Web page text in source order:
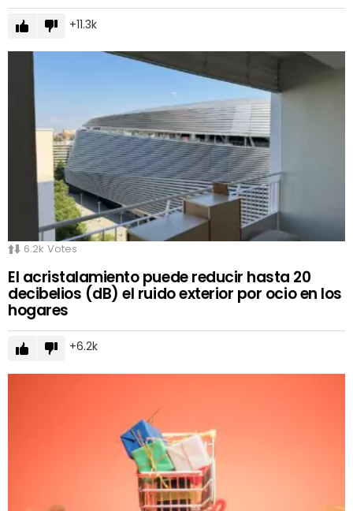
11.3k
6.2k Votes
El acristalamiento puede reducir hasta 20
decibelios (dB) el ruido exterior por ocio en los
hogares
6.2k